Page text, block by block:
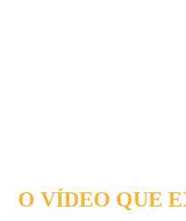
O VÍDEO QUE